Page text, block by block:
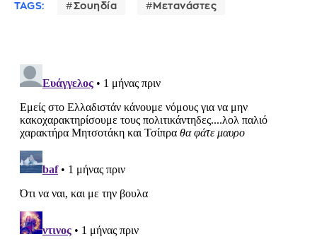
TAGS: Σουηδία Μετανάστες